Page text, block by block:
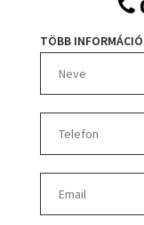
paraméterek:
5t/nm
nyílászárók
tűzgátló
pluszban a
TÖBB